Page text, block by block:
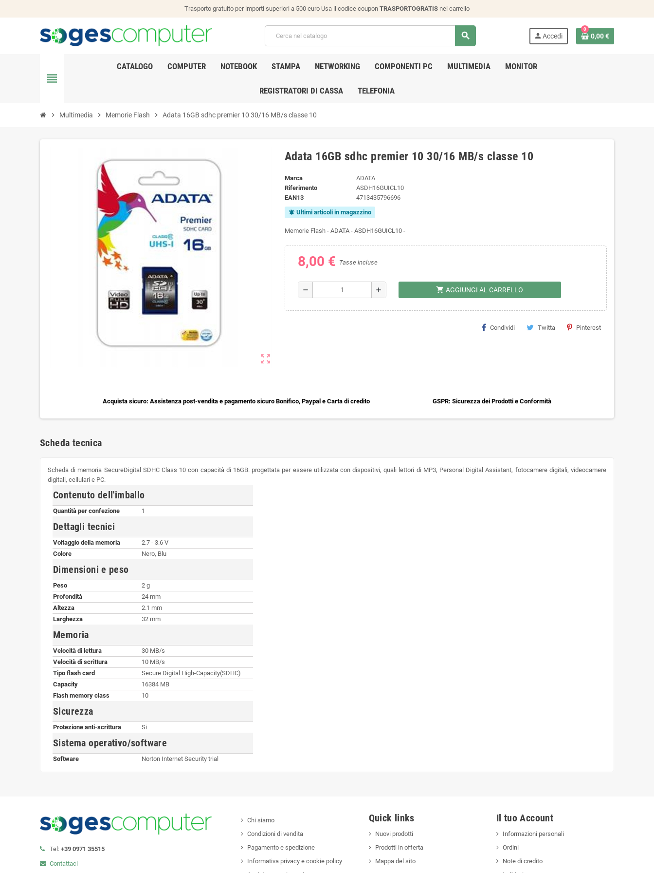
Trasporto gratuito per importi superiori a 500 euro Usa il codice coupon TRASPORTOGRATIS nel carrello
search person Accedi
0
0,00 €
view_headline
CATALOGO COMPUTER NOTEBOOK STAMPA NETWORKING COMPONENTI PC MULTIMEDIA MONITOR
REGISTRATORI DI CASSA TELEFONIA
chevron_right Multimedia chevron_right Memorie Flash chevron_right Adata 16GB sdhc premier 10 30/16 MB/s classe 10
zoom_out_map
Adata 16GB sdhc premier 10 30/16 MB/s classe 10
Marca
ADATA
Riferimento
ASDH16GUICL10
EAN13
4713435796696
notifications_active Ultimi articoli in magazzino
Memorie Flash - ADATA - ASDH16GUICL10 -
8,00 € Tasse incluse
remove add shopping_cart AGGIUNGI AL CARRELLO
Condividi Twitta Pinterest
Acquista sicuro: Assistenza post-vendita e pagamento sicuro Bonifico, Paypal e Carta di credito GSPR: Sicurezza dei Prodotti e Conformità
Scheda tecnica
Scheda di memoria SecureDigital SDHC Class 10 con capacità di 16GB. progettata per essere utilizzata con dispositivi, quali lettori di MP3, Personal Digital Assistant, fotocamere digitali, videocamere
digitali, cellulari e PC.
Contenuto dell'imballo
Quantità per confezione 1
Dettagli tecnici
Voltaggio della memoria
2.7 - 3.6 V
Colore
Nero, Blu
Dimensioni e peso
Peso
2 g
Profondità
24 mm
Altezza
2.1 mm
Larghezza
32 mm
Memoria
Velocità di lettura
30 MB/s
Velocità di scrittura
10 MB/s
Tipo flash card
Secure Digital High-Capacity(SDHC)
Capacity
16384 MB
Flash memory class
10
Sicurezza
Protezione anti-scrittura Si
Sistema operativo/software
Software Norton Internet Security trial
Tel: +39 0971 35515
Contattaci
Chi siamo
Condizioni di vendita
Pagamento e spedizione
Informativa privacy e cookie policy
Quick links
Nuovi prodotti
Prodotti in offerta
Mappa del sito
Il tuo Account
Informazioni personali
Ordini
Note di credito